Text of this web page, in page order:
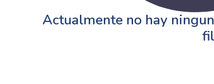
Actualmente no hay